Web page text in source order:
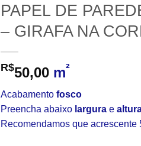
PAPEL DE
– GIRAFA NA
R$50,00 m²
Acabamento fosco
Preencha abaixo largura e
Recomendamos que